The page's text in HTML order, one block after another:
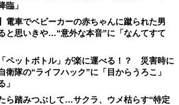
臨」
電車でベビーカーの赤ちゃんに蹴られた男
思いきや…“意外な本音”に「なんてすて
ペットボトル」が楽に運べる！？ 災害時に
衛隊の“ライフハック”に「目からうろこ」
」
ら踏みつぶして…サクラ、ウメ枯らす“特定